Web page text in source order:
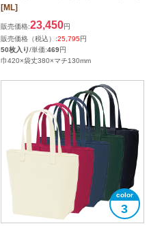
[ML]
販売価格:23,450円
販売価格（税込）:25,795円
50枚入り/単価:469円
巾420×袋丈380×マチ130mm
3